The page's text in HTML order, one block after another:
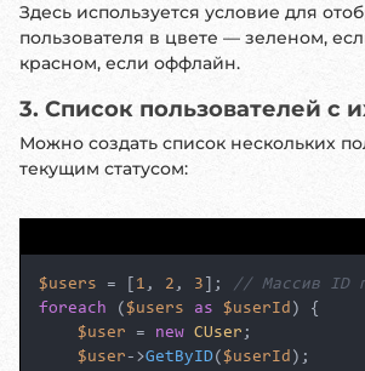
Здесь используется условие для
пользователя в цвете — зеленом,
красном, если оффлайн.
3. Список пользователей с
Можно создать список нескольких
текущим статусом:
$users = [ 1 , 2 , 3 ]; // Массив ID
foreach ( $users as $userId ) {
$user = new CUser ;
$user->GetByID( $userId );